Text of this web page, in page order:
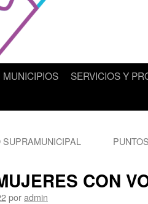
MUNICIPIOS
SERVICIOS Y
CON
poradmin